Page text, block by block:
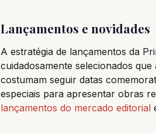
Lançamentos e novidades
A estratégia de lançamentos da
cuidadosamente selecionados
costumam seguir datas
especiais para apresentar obras
lançamentos do mercado editorial